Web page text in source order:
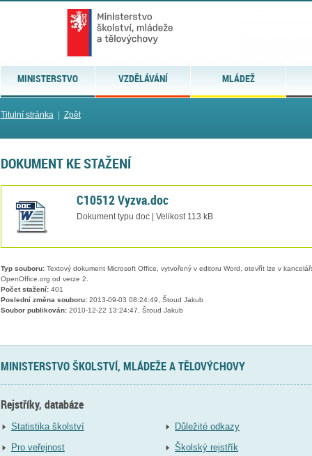
MINISTERSTVO VZDĚLÁVÁNÍ MLÁDEŽ
Titulní stránka| Zpět
DOKUMENT KE STAŽENÍ
C10512 Vyzva.doc
Dokument typu doc | Velikost 113 kB
Typ souboru:Textový dokument Microsoft Office, vytvořený v editoru Word, otevřít lze v
OpenOffice.org od verze 2.
Počet stažení:401
Poslední změna souboru:2013-09-03 08:24:49, Štoud Jakub
Soubor publikován:2010-12-22 13:24:47, Štoud Jakub
MINISTERSTVO ŠKOLSTVÍ, MLÁDEŽE A TĚLOVÝCHOVY
Rejstříky, databáze
Statistika školství
Pro veřejnost
Důležité odkazy
Školský rejstřík